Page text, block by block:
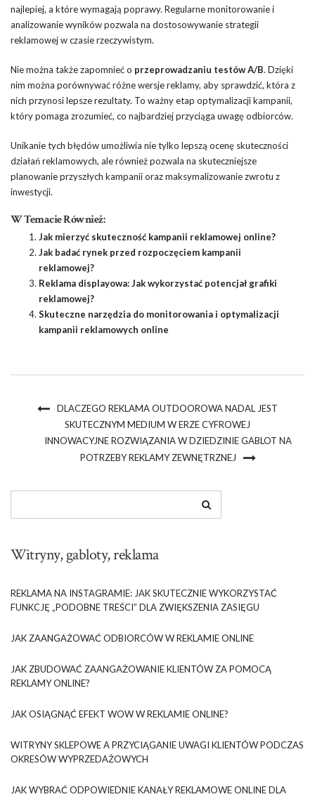
najlepiej, a które wymagają poprawy. Regularne monitorowanie i
analizowanie wyników pozwala na dostosowywanie strategii
reklamowej w czasie rzeczywistym.
Nie można także zapomnieć o przeprowadzaniu testów A/B. Dzięki
nim można porównywać różne wersje reklamy, aby sprawdzić, która z
nich przynosi lepsze rezultaty. To ważny etap optymalizacji kampanii,
który pomaga zrozumieć, co najbardziej przyciąga uwagę odbiorców.
Unikanie tych błędów umożliwia nie tylko lepszą ocenę skuteczności
działań reklamowych, ale również pozwala na skuteczniejsze
planowanie przyszłych kampanii oraz maksymalizowanie zwrotu z
inwestycji.
W Temacie Również:
Jak mierzyć skuteczność kampanii reklamowej online?
Jak badać rynek przed rozpoczęciem kampanii
reklamowej?
Reklama displayowa: Jak wykorzystać potencjał grafiki
reklamowej?
Skuteczne narzędzia do monitorowania i optymalizacji
kampanii reklamowych online
DLACZEGO REKLAMA OUTDOOROWA NADAL JEST
SKUTECZNYM MEDIUM W ERZE CYFROWEJ
INNOWACYJNE ROZWIĄZANIA W DZIEDZINIE GABLOT NA
POTRZEBY REKLAMY ZEWNĘTRZNEJ
Witryny, gabloty, reklama
REKLAMA NA INSTAGRAMIE: JAK SKUTECZNIE WYKORZYSTAĆ
FUNKCJĘ „PODOBNE TREŚCI” DLA ZWIĘKSZENIA ZASIĘGU
JAK ZAANGAŻOWAĆ ODBIORCÓW W REKLAMIE ONLINE
JAK ZBUDOWAĆ ZAANGAŻOWANIE KLIENTÓW ZA POMOCĄ
REKLAMY ONLINE?
JAK OSIĄGNĄĆ EFEKT WOW W REKLAMIE ONLINE?
WITRYNY SKLEPOWE A PRZYCIĄGANIE UWAGI KLIENTÓW PODCZAS
OKRESÓW WYPRZEDAŻOWYCH
JAK WYBRAĆ ODPOWIEDNIE KANAŁY REKLAMOWE ONLINE DLA